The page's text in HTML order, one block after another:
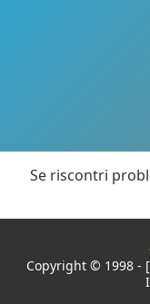
Se riscontri
Copyright © 1998 -